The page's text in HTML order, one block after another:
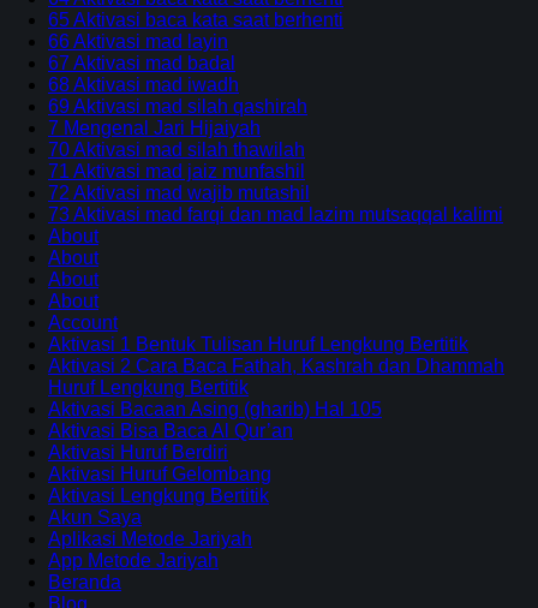
65 Aktivasi baca kata saat berhenti
66 Aktivasi mad layin
67 Aktivasi mad badal
68 Aktivasi mad iwadh
69 Aktivasi mad silah qashirah
7 Mengenal Jari Hijaiyah
70 Aktivasi mad silah thawilah
71 Aktivasi mad jaiz munfashil
72 Aktivasi mad wajib mutashil
73 Aktivasi mad farqi dan mad lazim mutsaqqal kalimi
About
About
About
About
Account
Aktivasi 1 Bentuk Tulisan Huruf Lengkung Bertitik
Aktivasi 2 Cara Baca Fathah, Kashrah dan Dhammah
Huruf Lengkung Bertitik
Aktivasi Bacaan Asing (gharib) Hal 105
Aktivasi Bisa Baca Al Qur’an
Aktivasi Huruf Berdiri
Aktivasi Huruf Gelombang
Aktivasi Lengkung Bertitik
Akun Saya
Aplikasi Metode Jariyah
App Metode Jariyah
Beranda
Blog